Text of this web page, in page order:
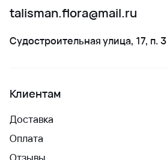
talisman.flora@mail.ru
Судостроительная улица, 17, п. 3
Клиентам
Доставка
Оплата